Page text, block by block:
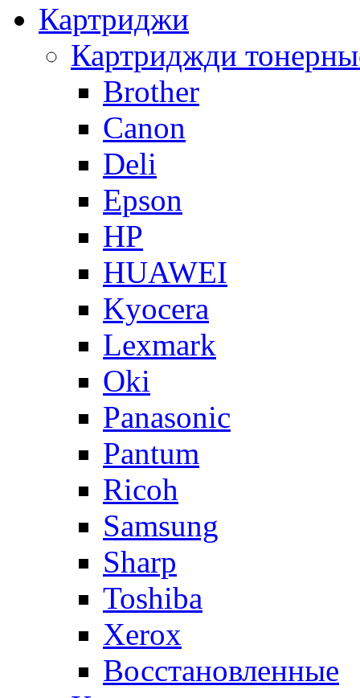
Картриджи
Картриджди
Brother
Canon
Deli
Epson
HP
HUAWEI
Kyocera
Lexmark
Oki
Panasonic
Pantum
Ricoh
Samsung
Sharp
Toshiba
Xerox
Восстановленные